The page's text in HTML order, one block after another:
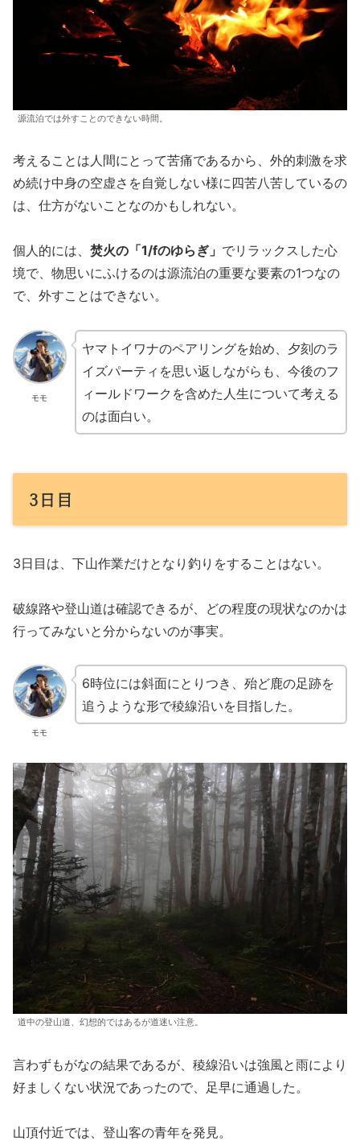
源流泊では外すことのできない時間。
考えることは人間にとって苦痛であるから、外的刺激を求
め続け中身の空虚さを自覚しない様に四苦八苦しているの
は、仕方がないことなのかもしれない。
個人的には、 焚火の「1/fのゆらぎ」 でリラックスした心
境で、物思いにふけるのは源流泊の重要な要素の1つなの
で、外すことはできない。
モモ
ヤマトイワナのペアリングを始め、夕刻のラ
イズパーティを思い返しながらも、今後のフ
ィールドワークを含めた人生について考える
のは面白い。
3日目
3日目は、下山作業だけとなり釣りをすることはない。
破線路や登山道は確認できるが、どの程度の現状なのかは
行ってみないと分からないのが事実。
モモ
6時位には斜面にとりつき、殆ど鹿の足跡を
追うような形で稜線沿いを目指した。
道中の登山道、幻想的ではあるが道迷い注意。
言わずもがなの結果であるが、稜線沿いは強風と雨により
好ましくない状況であったので、足早に通過した。
山頂付近では、登山客の青年を発見。